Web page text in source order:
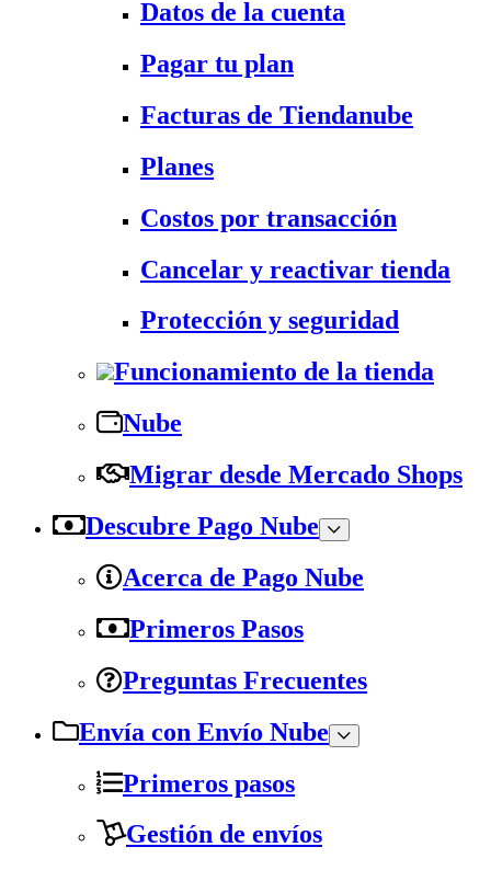
Datos de la cuenta
Pagar tu plan
Facturas de Tiendanube
Planes
Costos por transacción
Cancelar y reactivar tienda
Protección y seguridad
Funcionamiento de la tienda
Nube
Migrar desde Mercado Shops
Descubre Pago Nube
Acerca de Pago Nube
Primeros Pasos
Preguntas Frecuentes
Envía con Envío Nube
Primeros pasos
Gestión de envíos